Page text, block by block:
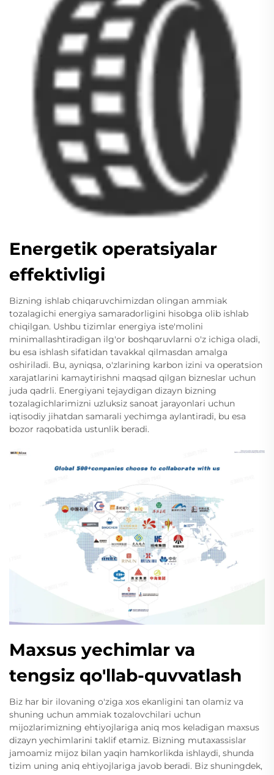
Energetik operatsiyalar
effektivligi
Bizning ishlab chiqaruvchimizdan olingan ammiak
tozalagichi energiya samaradorligini hisobga olib ishlab
chiqilgan. Ushbu tizimlar energiya iste'molini
minimallashtiradigan ilg'or boshqaruvlarni o'z ichiga oladi,
bu esa ishlash sifatidan tavakkal qilmasdan amalga
oshiriladi. Bu, ayniqsa, o'zlarining karbon izini va operatsion
xarajatlarini kamaytirishni maqsad qilgan bizneslar uchun
juda qadrli. Energiyani tejaydigan dizayn bizning
tozalagichlarimizni uzluksiz sanoat jarayonlari uchun
iqtisodiy jihatdan samarali yechimga aylantiradi, bu esa
bozor raqobatida ustunlik beradi.
Maxsus yechimlar va
tengsiz qo'llab-quvvatlash
Biz har bir ilovaning o'ziga xos ekanligini tan olamiz va
shuning uchun ammiak tozalovchilari uchun
mijozlarimizning ehtiyojlariga aniq mos keladigan maxsus
dizayn yechimlarini taklif etamiz. Bizning mutaxassislar
jamoamiz mijoz bilan yaqin hamkorlikda ishlaydi, shunda
tizim uning aniq ehtiyojlariga javob beradi. Biz shuningdek,